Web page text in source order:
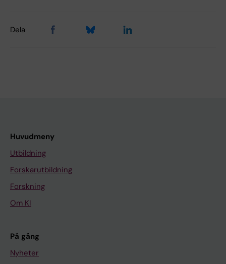
Dela
Huvudmeny
Utbildning
Forskarutbildning
Forskning
Om KI
På gång
Nyheter